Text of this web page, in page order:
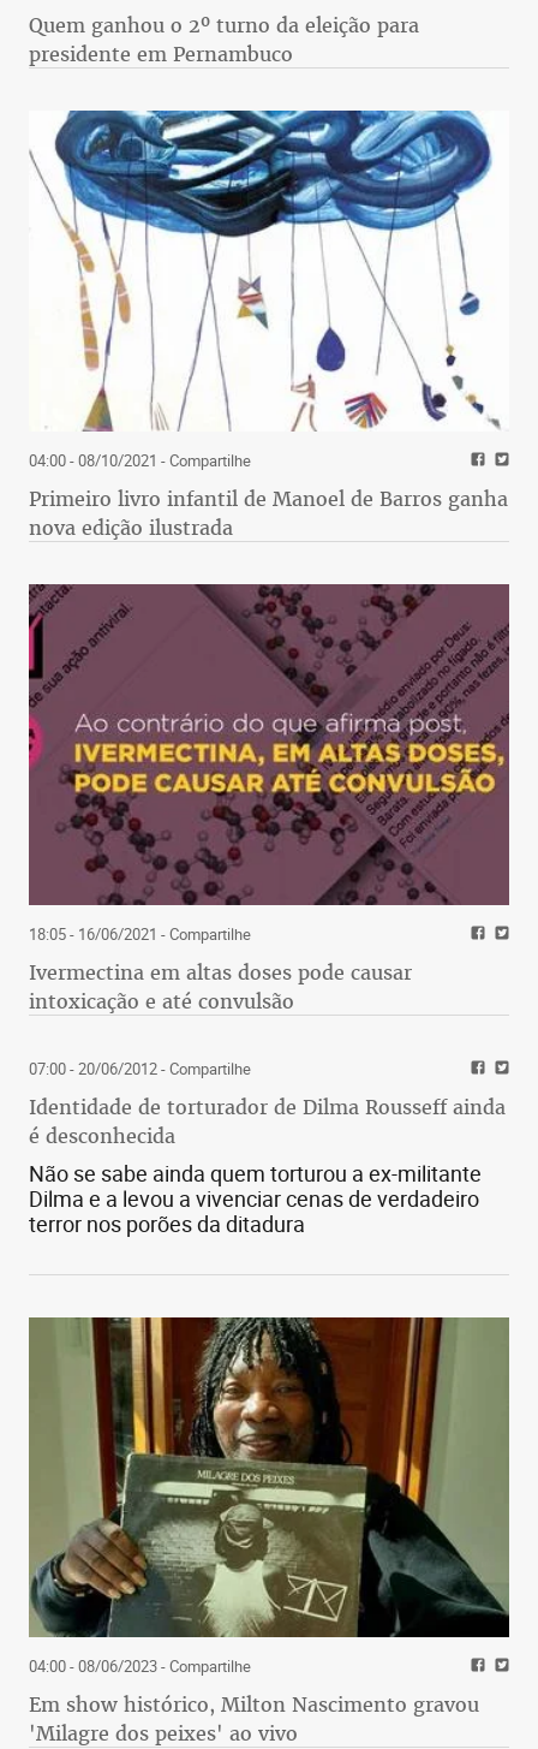
Quem ganhou o 2º turno da eleição para
presidente em Pernambuco
04:00 - 08/10/2021 - Compartilhe
Primeiro livro infantil de Manoel de Barros ganha
nova edição ilustrada
18:05 - 16/06/2021 - Compartilhe
Ivermectina em altas doses pode causar
intoxicação e até convulsão
07:00 - 20/06/2012- Compartilhe
Identidade de torturador de Dilma Rousseff ainda
é desconhecida
Não se sabe ainda quem torturou a ex-militante
Dilma e a levou a vivenciar cenas de verdadeiro
terror nos porões da ditadura
04:00 - 08/06/2023- Compartilhe
Em show histórico, Milton Nascimento gravou
'Milagre dos peixes' ao vivo